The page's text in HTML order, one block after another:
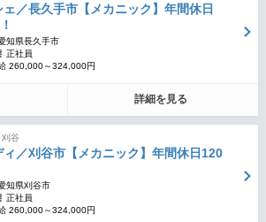
ェ／長久手市【メカニック】年間休日
知県長久手市
正社員
260,000～324,000円
詳細を見る
刈谷
ィ／刈谷市【メカニック】年間休日120
知県刈谷市
正社員
260,000～324,000円